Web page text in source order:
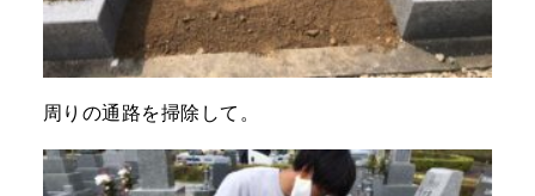
周りの通路を掃除して。